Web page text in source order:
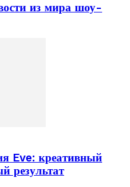
из мира шоу-
Eve: креативный
результат